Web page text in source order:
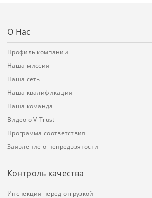
О Нас
Профиль компании
Наша миссия
Наша сеть
Наша квалификация
Наша команда
Видео о V-Trust
Программа соответствия
Заявление о непредвзятости
Контроль качества
Инспекция перед отгрузкой